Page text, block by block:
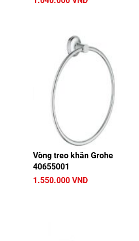
Vòng treo khăn Grohe
40655001
1.550.000 VND